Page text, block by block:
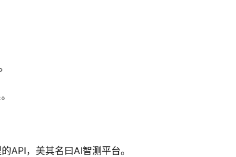
API，美其名曰AI智测平台。